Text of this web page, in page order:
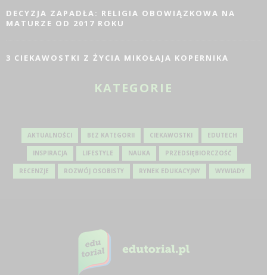
DECYZJA ZAPADŁA: RELIGIA OBOWIĄZKOWA NA
MATURZE OD 2017 ROKU
3 CIEKAWOSTKI Z ŻYCIA MIKOŁAJA KOPERNIKA
KATEGORIE
AKTUALNOŚCI BEZ KATEGORII CIEKAWOSTKI EDUTECH
INSPIRACJA LIFESTYLE NAUKA PRZEDSIĘBIORCZOŚĆ
RECENZJE ROZWÓJ OSOBISTY RYNEK EDUKACYJNY WYWIADY